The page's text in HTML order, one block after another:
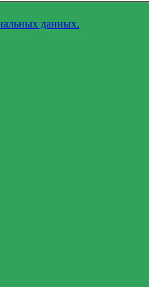
данных.